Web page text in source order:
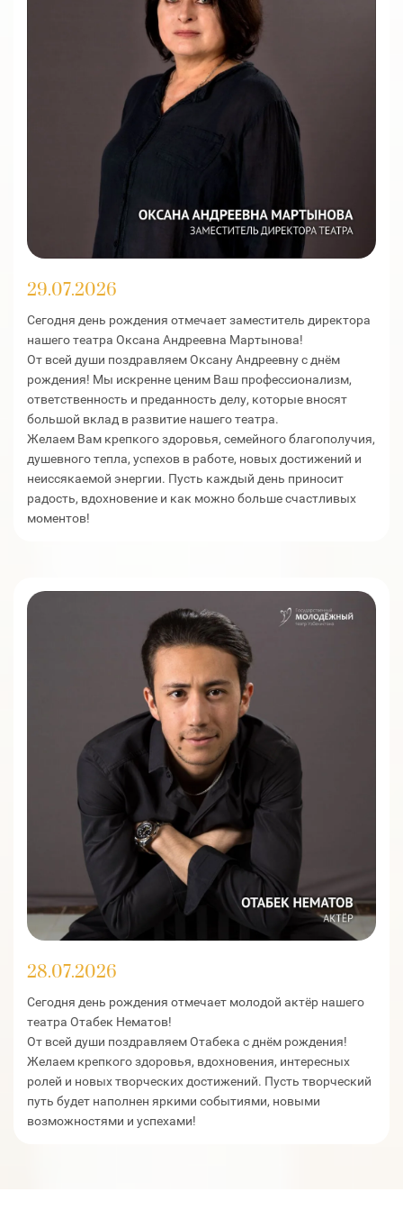
29.07.2026
Сегодня день рождения отмечает заместитель директора
нашего театра Оксана Андреевна Мартынова!
От всей души поздравляем Оксану Андреевну с днём
рождения! Мы искренне ценим Ваш профессионализм,
ответственность и преданность делу, которые вносят
большой вклад в развитие нашего театра.
Желаем Вам крепкого здоровья, семейного благополучия,
душевного тепла, успехов в работе, новых достижений и
неиссякаемой энергии. Пусть каждый день приносит
радость, вдохновение и как можно больше счастливых
моментов!
28.07.2026
Сегодня день рождения отмечает молодой актёр нашего
театра Отабек Нематов!
От всей души поздравляем Отабека с днём рождения!
Желаем крепкого здоровья, вдохновения, интересных
ролей и новых творческих достижений. Пусть творческий
путь будет наполнен яркими событиями, новыми
возможностями и успехами!